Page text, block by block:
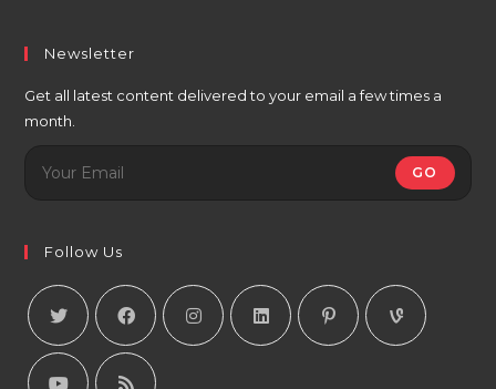
Newsletter
Get all latest content delivered to your email a few times a
month.
GO
Follow Us